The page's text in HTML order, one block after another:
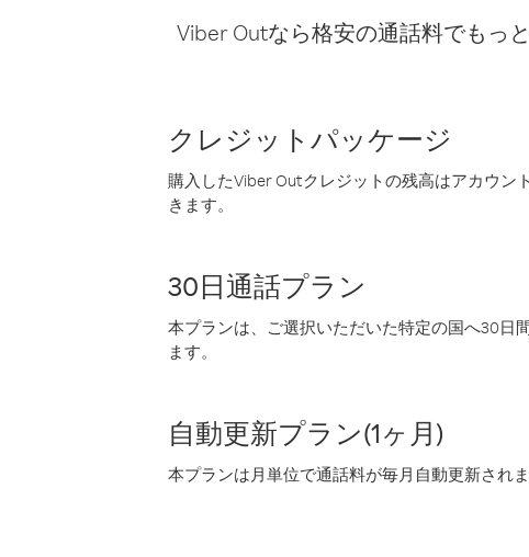
Viber Outなら格安の通話料でもっ
クレジットパッケージ
購入したViber Outクレジットの残高はアカウン
きます。
30日通話プラン
本プランは、ご選択いただいた特定の国へ30日
ます。
自動更新プラン(1ヶ月)
本プランは月単位で通話料が毎月自動更新され